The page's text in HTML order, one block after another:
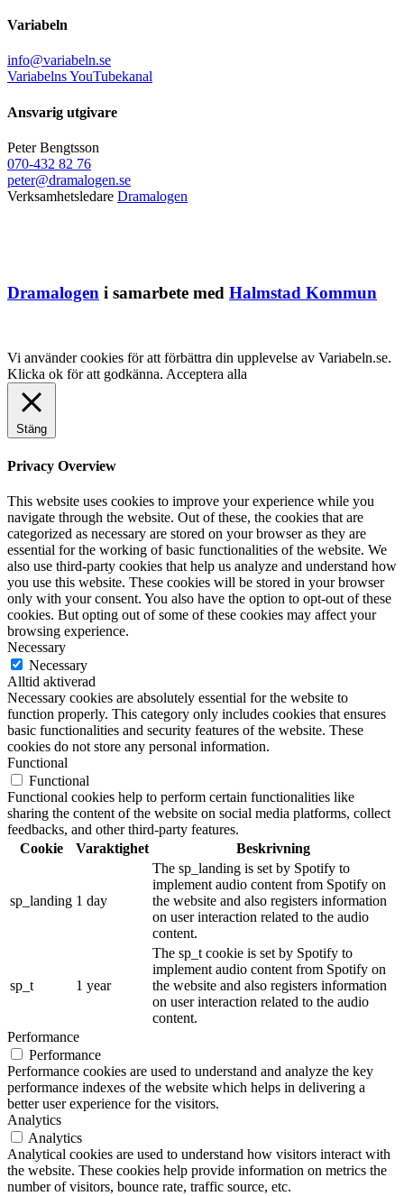
Variabeln
info@variabeln.se
Variabelns YouTubekanal
Ansvarig utgivare
Peter Bengtsson
070-432 82 76
peter@dramalogen.se
Verksamhetsledare Dramalogen
Dramalogen i samarbete med Halmstad Kommun
Vi använder cookies för att förbättra din upplevelse av Variabeln.se.
Klicka ok för att godkänna. Acceptera alla
Stäng
Privacy Overview
This website uses cookies to improve your experience while you
navigate through the website. Out of these, the cookies that are
categorized as necessary are stored on your browser as they are
essential for the working of basic functionalities of the website. We
also use third-party cookies that help us analyze and understand how
you use this website. These cookies will be stored in your browser
only with your consent. You also have the option to opt-out of these
cookies. But opting out of some of these cookies may affect your
browsing experience.
Necessary
Necessary
Alltid aktiverad
Necessary cookies are absolutely essential for the website to
function properly. This category only includes cookies that ensures
basic functionalities and security features of the website. These
cookies do not store any personal information.
Functional
Functional
Functional cookies help to perform certain functionalities like
sharing the content of the website on social media platforms, collect
feedbacks, and other third-party features.
Cookie
Varaktighet Beskrivning
sp_landing 1 day
The sp_landing is set by Spotify to
implement audio content from Spotify on
the website and also registers information
on user interaction related to the audio
content.
sp_t 1 year
The sp_t cookie is set by Spotify to
implement audio content from Spotify on
the website and also registers information
on user interaction related to the audio
content.
Performance
Performance
Performance cookies are used to understand and analyze the key
performance indexes of the website which helps in delivering a
better user experience for the visitors.
Analytics
Analytics
Analytical cookies are used to understand how visitors interact with
the website. These cookies help provide information on metrics the
number of visitors, bounce rate, traffic source, etc.